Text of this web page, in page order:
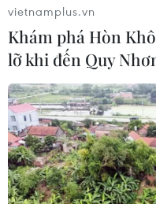
vietnamplus.vn
Khám phá Hòn
lỡ khi đến Quy